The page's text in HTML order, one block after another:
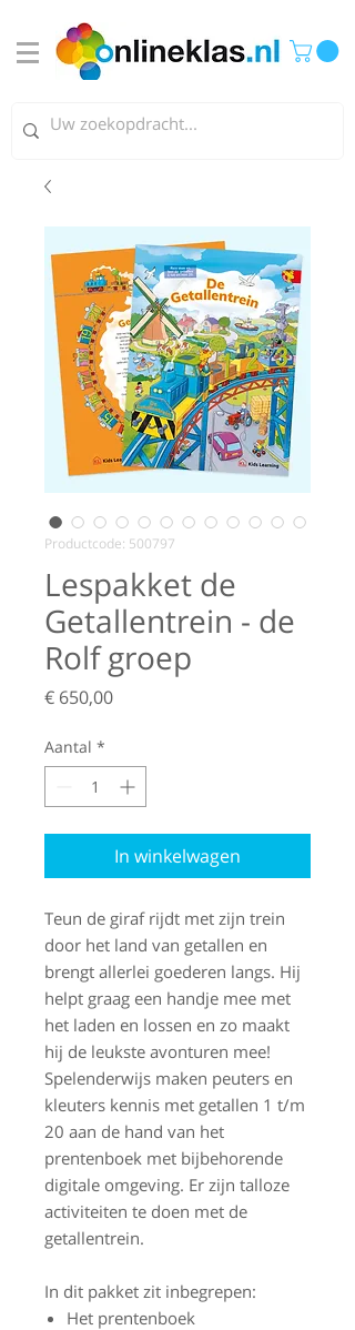
Productcode: 500797
Lespakket de
Getallentrein - de
Rolf groep
€ 650,00Prijs
Aantal *
In winkelwagen
Teun de giraf rijdt met zijn trein
door het land van getallen en
brengt allerlei goederen langs. Hij
helpt graag een handje mee met
het laden en lossen en zo maakt
hij de leukste avonturen mee!
Spelenderwijs maken peuters en
kleuters kennis met getallen 1 t/m
20 aan de hand van het
prentenboek met bijbehorende
digitale omgeving. Er zijn talloze
activiteiten te doen met de
getallentrein.
In dit pakket zit inbegrepen:
Het prentenboek